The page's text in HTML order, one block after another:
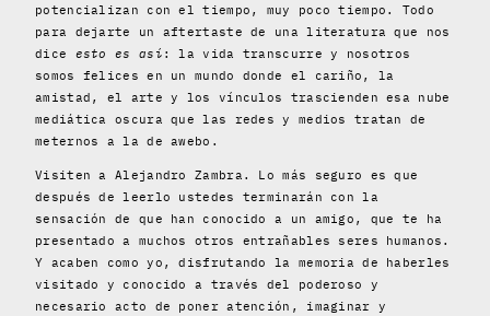
potencializan con el tiempo, muy poco tiempo. Todo
para dejarte un aftertaste de una literatura que nos
dice esto es así : la vida transcurre y nosotros
somos felices en un mundo donde el cariño, la
amistad, el arte y los vínculos trascienden esa nube
mediática oscura que las redes y medios tratan de
meternos a la de awebo.
Visiten a Alejandro Zambra. Lo más seguro es que
después de leerlo ustedes terminarán con la
sensación de que han conocido a un amigo, que te ha
presentado a muchos otros entrañables seres humanos.
Y acaben como yo, disfrutando la memoria de haberles
visitado y conocido a través del poderoso y
necesario acto de poner atención, imaginar y